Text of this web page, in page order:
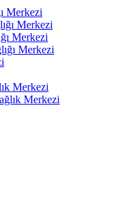
Merkezi
Merkezi
Merkezi
Merkezi
Merkezi
Merkezi